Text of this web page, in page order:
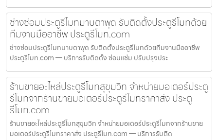
ช่างซ่อมประตูรีโมทมาบตาพุด รับติดตั้งประตูรีโมทด้วย
ทีมงานมืออาชีพ ประตูรีโมท.com
ช่างซ่อมประตูรีโมทมาบตาพุด รับติดตั้งประตูรีโมทด้วยทีมงานมืออาชีพ
ประตูรีโมท.com — บริการรับติดตั้ง ซ่อมแซ่ม ปรับปรุงประ
ร้านขายอะไหล่ประตูรีโมทสุขุมวิท จำหน่ายมอเตอร์ประตู
รีโมทจากร้านขายมอเตอร์ประตูรีโมทราคาส่ง ประตู
รีโมท.com
ร้านขายอะไหล่ประตูรีโมทสุขุมวิท จำหน่ายมอเตอร์ประตูรีโมทจากร้านขาย
มอเตอร์ประตูรีโมทราคาส่ง ประตูรีโมท.com — บริการรับติด